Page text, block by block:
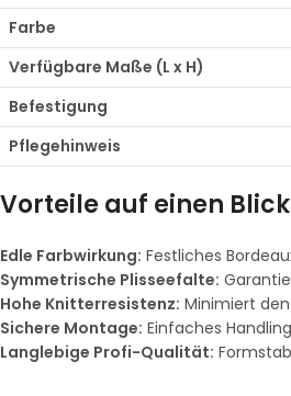
Farbe
Verfügbare Maße (L x H)
Befestigung
Pflegehinweis
Vorteile auf einen Blick
Edle Farbwirkung: Festliches
Symmetrische Plisseefalte:
Hohe Knitterresistenz: Minimiert
Sichere Montage: Einfaches
Langlebige Profi-Qualität: